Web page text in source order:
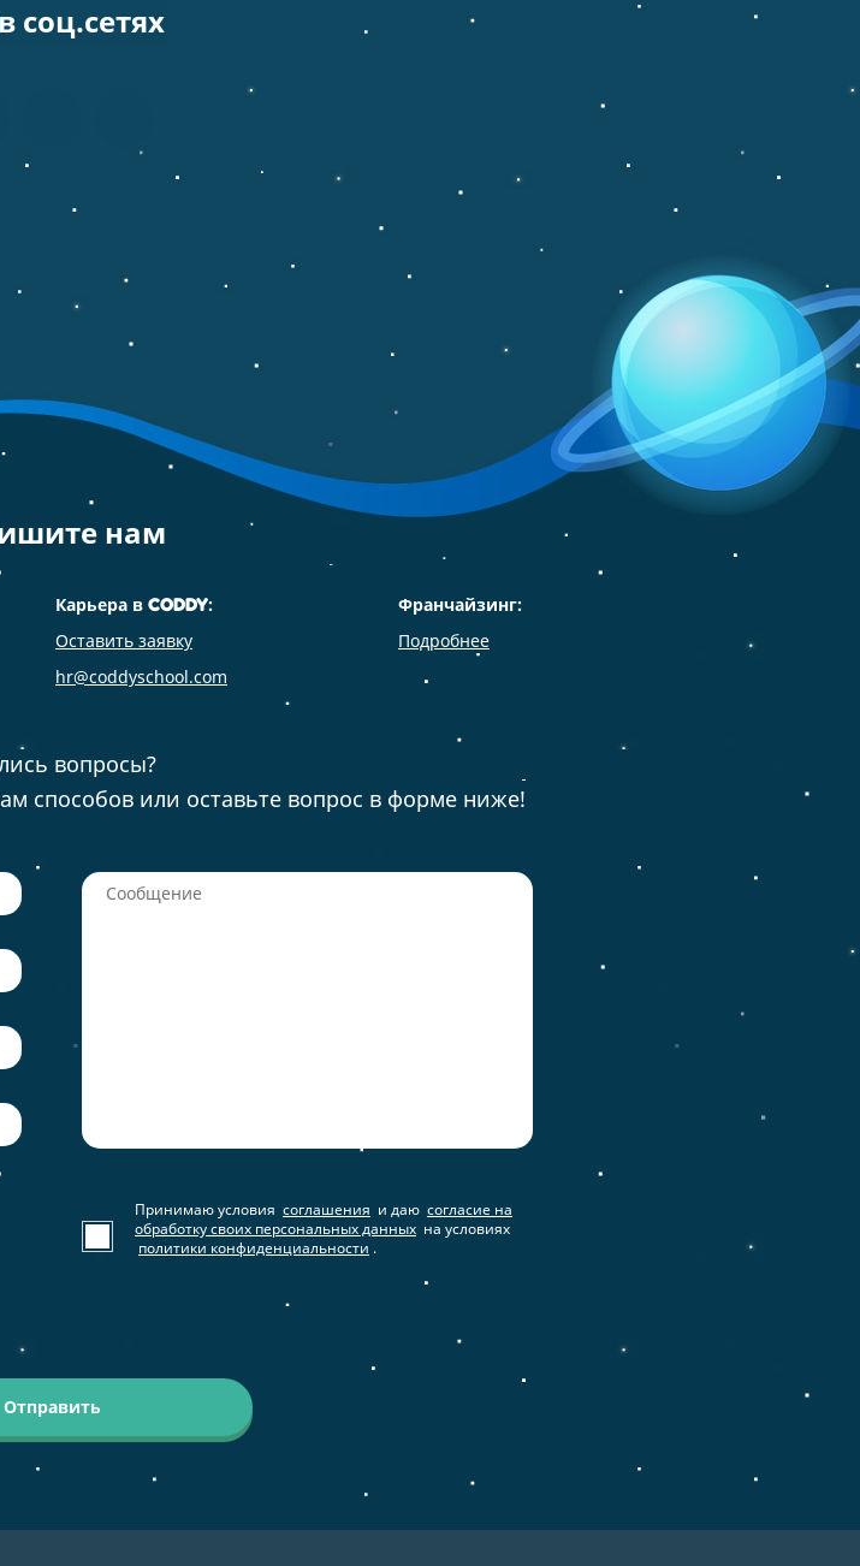
соц.сетях
нам
Карьера в CODDY:
Оставить заявку
hr@coddyschool.com
Франчайзинг:
Подробнее
вопросы?
способов или оставьте вопрос в форме ниже!
Принимаю условия соглашения и даю согласие на
обработку своих персональных данных на условиях
политики конфиденциальности .
Отправить